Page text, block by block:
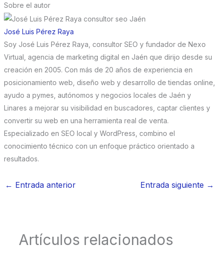
Sobre el autor
José Luis Pérez Raya
Soy José Luis Pérez Raya, consultor SEO y fundador de Nexo
Virtual, agencia de marketing digital en Jaén que dirijo desde su
creación en 2005. Con más de 20 años de experiencia en
posicionamiento web, diseño web y desarrollo de tiendas online,
ayudo a pymes, autónomos y negocios locales de Jaén y
Linares a mejorar su visibilidad en buscadores, captar clientes y
convertir su web en una herramienta real de venta.
Especializado en SEO local y WordPress, combino el
conocimiento técnico con un enfoque práctico orientado a
resultados.
← Entrada anterior Entrada siguiente →
Artículos relacionados